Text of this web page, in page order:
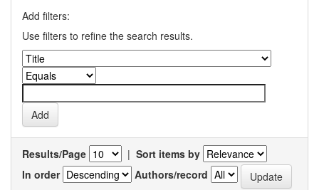
Add filters:
Use filters to refine the search results.
Results/Page | Sort items by
In order
Authors/record